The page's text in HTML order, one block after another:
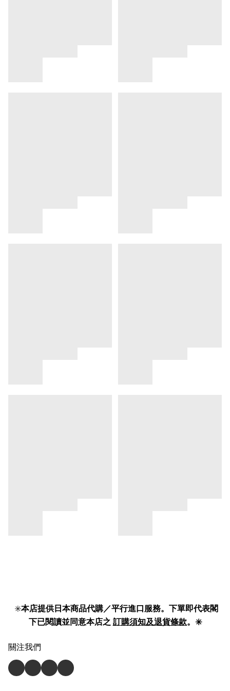
✳️本店提供日本商品代購／平行進口服務。下單即代表閣
下已閱讀並同意本店之 訂購須知及退貨條款。✳️
關注我們